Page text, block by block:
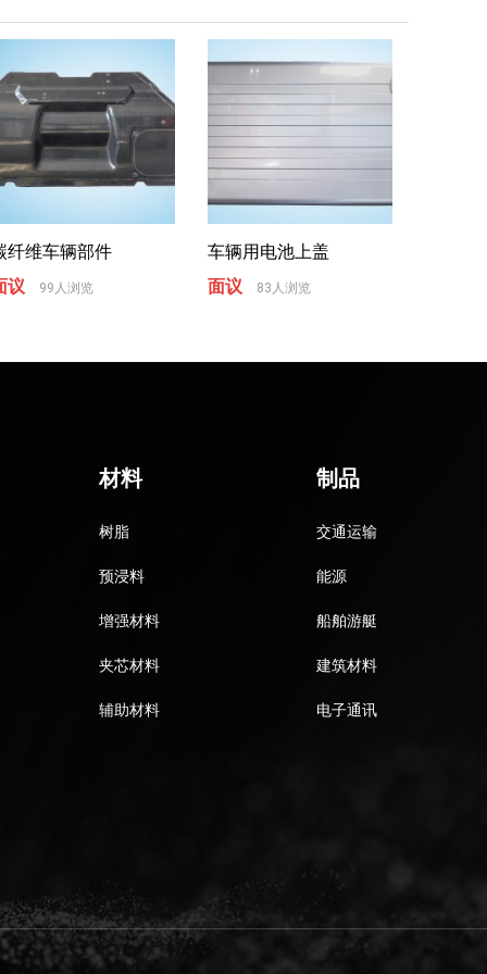
纤维车辆部件
议
99人浏览
车辆用电池上盖
面议
83人浏览
材料
树脂
预浸料
增强材料
夹芯材料
辅助材料
制品
交通运输
能源
船舶游艇
建筑材料
电子通讯